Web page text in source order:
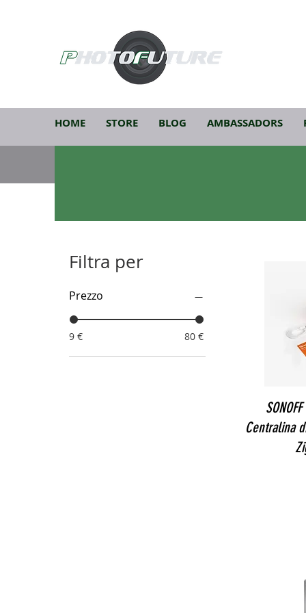
HOME STORE BLOG AMBASSADORS
Filtra per
Prezzo
9 € 80 €
Centralina